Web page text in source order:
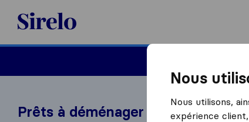
Sirelo.fr
Prêts à déménager à l'étranger?
Nous
Nous utilisons,
expérience